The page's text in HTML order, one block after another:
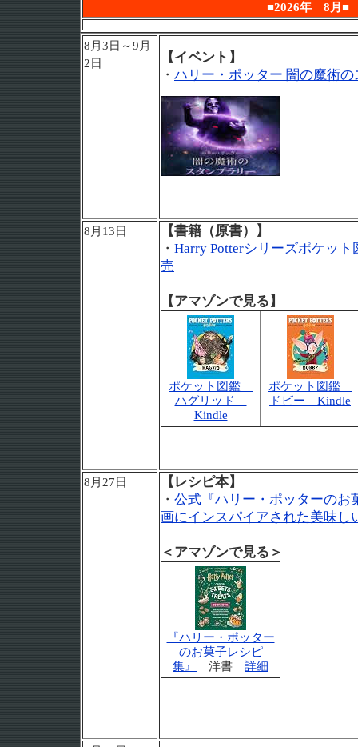
■2026年 8月■
8月3日～9月
2日
【イベント】
・ ハリー・ポッター 闇の魔術
8月13日
【書籍（原書）】
・ Harry Potterシリーズポケッ
売
【アマゾンで見る】
ポケット図鑑
ハグリッド
Kindle
ポケット図鑑
ドビー Kindle
8月27日
【レシピ本】
・ 公式『ハリー・ポッターのお
画にインスパイアされた美味し
＜アマゾンで見る＞
『ハリー・ポッター
のお菓子レシピ
集』
洋書 詳細